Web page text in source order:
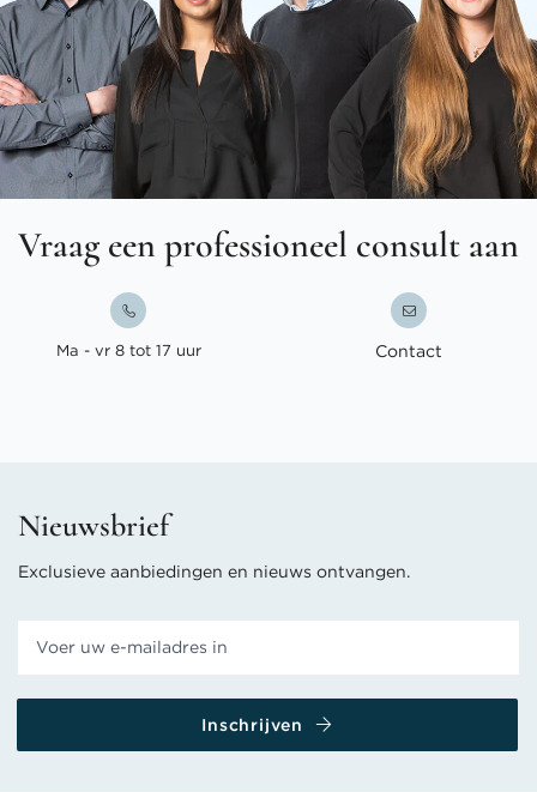
Vraag een professioneel consult aan
Ma - vr 8 tot 17 uur Contact
Nieuwsbrief
Exclusieve aanbiedingen en nieuws ontvangen.
Inschrijven